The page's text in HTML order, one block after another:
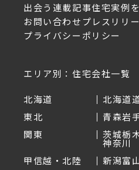
出会う 連載記事住宅実例
お問い合わせ プレスリリ
プライバシーポリシー
エリア別：住宅会社一覧
北海道 北海道
東北
青森岩
関東
茨城栃
神奈川
甲信越・北陸
新潟富